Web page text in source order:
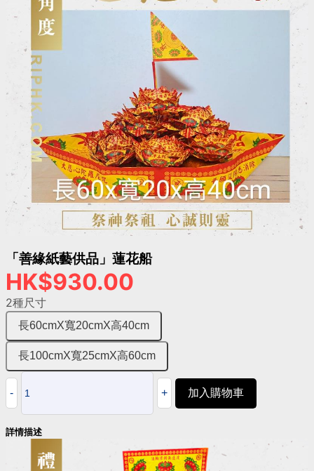
「善緣紙藝供品」蓮花船
HK$930.00
2種尺寸
長60cmX寬20cmX高40cm
長100cmX寬25cmX高60cm
加入購物車
詳情描述